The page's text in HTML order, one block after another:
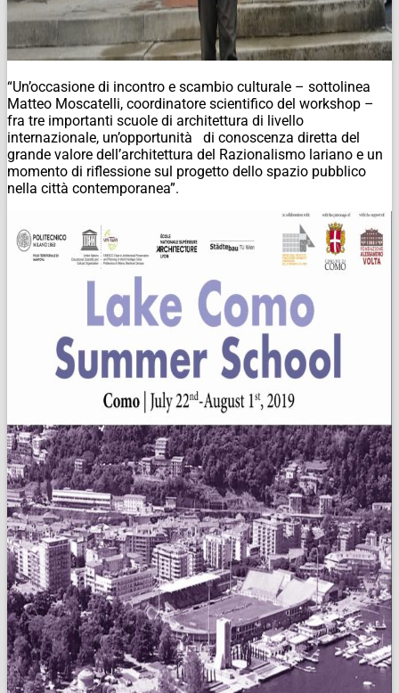
“Un’occasione di incontro e scambio culturale – sottolinea
Matteo Moscatelli, coordinatore scientifico del workshop –
fra tre importanti scuole di architettura di livello
internazionale, un’opportunità di conoscenza diretta del
grande valore dell’architettura del Razionalismo lariano e un
momento di riflessione sul progetto dello spazio pubblico
nella città contemporanea”.